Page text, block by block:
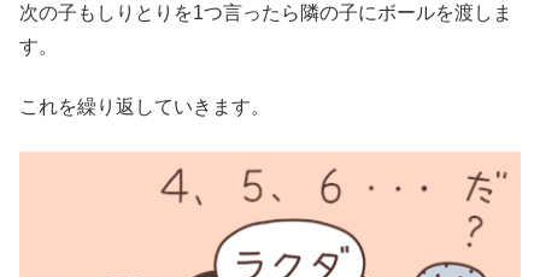
次の子もしりとりを1つ言ったら隣の子にボールを渡しま
す。
これを繰り返していきます。